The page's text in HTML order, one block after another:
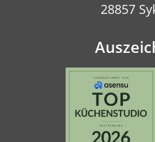
28857